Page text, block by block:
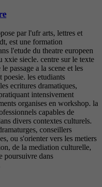
par l'ufr arts, lettres et
est une formation
l'etude du theatre europeen
xxie siecle. centre sur le texte
passage a la scene et les
poesie. les etudiants
ecritures dramatiques,
intensivement
organises en workshop. la
capables de
divers contextes culturels.
conseillers
ou s'orienter vers les metiers
de la mediation culturelle,
poursuivre dans